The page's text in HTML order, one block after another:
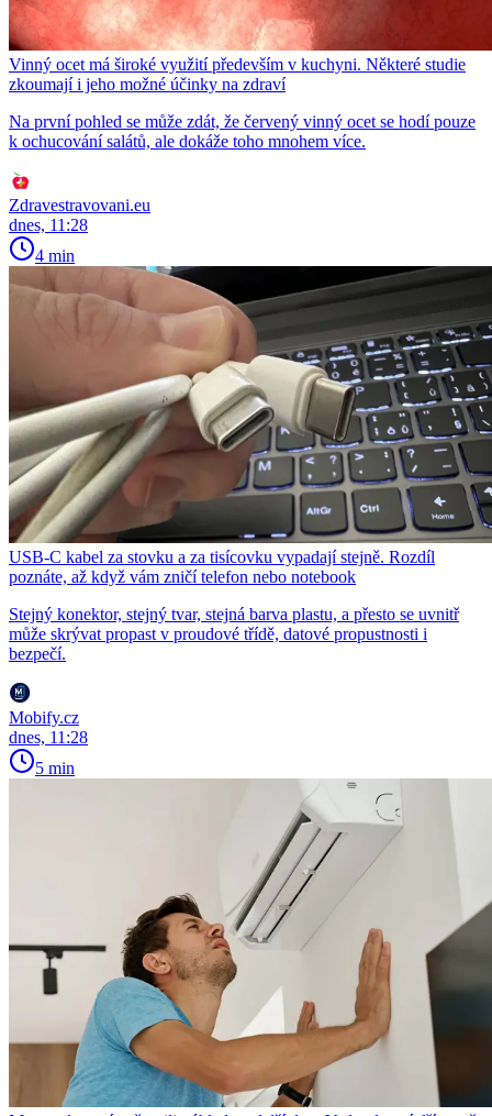
Vinný ocet má široké využití především v kuchyni. Některé studie
zkoumají i jeho možné účinky na zdraví
Na první pohled se může zdát, že červený vinný ocet se hodí pouze
k ochucování salátů, ale dokáže toho mnohem více.
Zdravestravovani.eu
dnes, 11:28
4 min
USB-C kabel za stovku a za tisícovku vypadají stejně. Rozdíl
poznáte, až když vám zničí telefon nebo notebook
Stejný konektor, stejný tvar, stejná barva plastu, a přesto se uvnitř
může skrývat propast v proudové třídě, datové propustnosti i
bezpečí.
Mobify.cz
dnes, 11:28
5 min